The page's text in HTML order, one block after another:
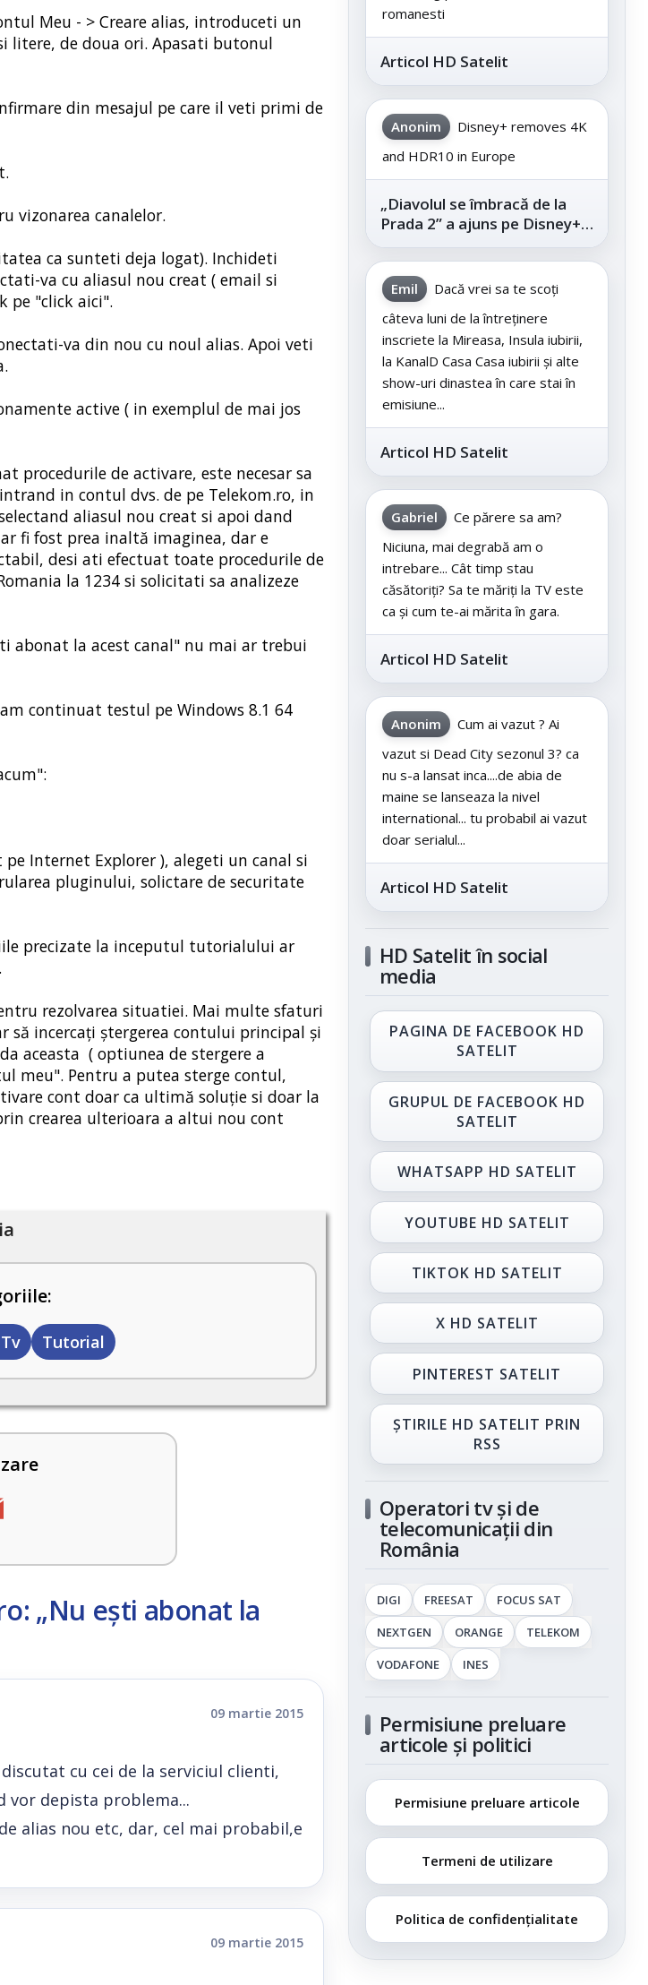
Meu - > Creare alias, introduceti un
litere, de doua ori. Apasati butonul
din mesajul pe care il veti primi de
vizonarea canalelor.
ca sunteti deja logat). Inchideti
va cu aliasul nou creat ( email si
pe "click aici".
va din nou cu noul alias. Apoi veti
active ( in exemplul de mai jos
procedurile de activare, este necesar sa
in contul dvs. de pe Telekom.ro, in
aliasul nou creat si apoi dand
fi fost prea inaltă imaginea, dar e
desi ati efectuat toate procedurile de
la 1234 si solicitati sa analizeze
abonat la acest canal" nu mai ar trebui
continuat testul pe Windows 8.1 64
Internet Explorer ), alegeti un canal si
pluginului, solictare de securitate
precizate la inceputul tutorialului ar
rezolvarea situatiei. Mai multe sfaturi
să incercați ștergerea contului principal și
aceasta ( optiunea de stergere a
meu". Pentru a putea sterge contul,
cont doar ca ultimă soluție si doar la
crearea ulterioara a altui nou cont
Tutorial
„Nu ești abonat la
09 martie 2015
cu cei de la serviciul clienti,
vor depista problema...
alias nou etc, dar, cel mai probabil,e
09 martie 2015
romanesti
Articol HD Satelit
Anonim
Disney+ removes 4K
and HDR10 in Europe
„Diavolul se îmbracă de la
Prada 2” a ajuns pe Disney+,
după succesul din
cinematografe
Emil
Dacă vrei sa te scoți
câteva luni de la întreținere
inscriete la Mireasa, Insula iubirii,
la KanalD Casa Casa iubirii și alte
show-uri dinastea în care stai în
emisiune...
Articol HD Satelit
Gabriel
Ce părere sa am?
Niciuna, mai degrabă am o
intrebare... Cât timp stau
căsătoriți? Sa te măriți la TV este
ca și cum te-ai mărita în gara.
Articol HD Satelit
Anonim
Cum ai vazut ? Ai
vazut si Dead City sezonul 3? ca
nu s-a lansat inca....de abia de
maine se lanseaza la nivel
international... tu probabil ai vazut
doar serialul...
Articol HD Satelit
HD Satelit în social
media
PAGINA DE FACEBOOK HD
SATELIT
GRUPUL DE FACEBOOK HD
SATELIT
WHATSAPP HD SATELIT
YOUTUBE HD SATELIT
TIKTOK HD SATELIT
X HD SATELIT
PINTEREST SATELIT
ȘTIRILE HD SATELIT PRIN
RSS
Operatori tv și de
telecomunicații din
România
DIGI FREESAT
FOCUS SAT
NEXTGEN
ORANGE
TELEKOM
VODAFONE
INES
Permisiune preluare
articole și politici
Permisiune preluare articole
Termeni de utilizare
Politica de confidențialitate